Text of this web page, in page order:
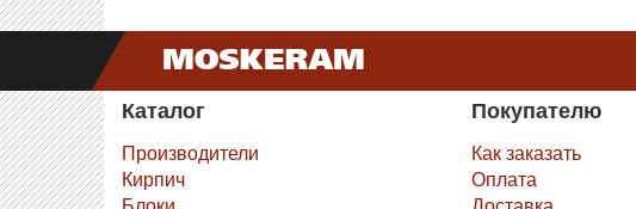
Каталог
Производители
Кирпич
Покупателю
Как заказать
Оплата